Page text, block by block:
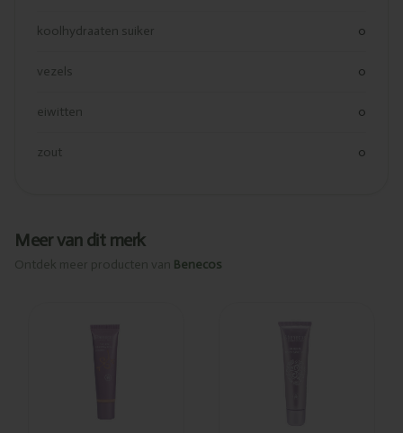
koolhydraaten suiker 0
vezels 0
eiwitten 0
zout 0
Meer van dit merk
Ontdek meer producten van Benecos